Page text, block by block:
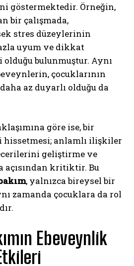
göstermektedir. Örneğin,
bir çalışmada,
stres düzeylerinin
uyum ve dikkat
bulunmuştur. Aynı
çocuklarının
az duyarlı olduğu da
göre ise, bir
anlamlı ilişkiler
geliştirme ve
açısından kritiktir. Bu
, yalnızca bireysel bir
zamanda çocuklara da rol
Ebeveynlik